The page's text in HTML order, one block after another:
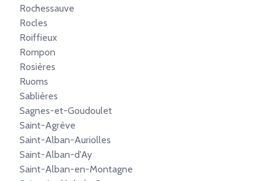
Rochessauve
Rocles
Roiffieux
Rompon
Rosières
Ruoms
Sablières
Sagnes-et-Goudoulet
Saint-Agrève
Saint-Alban-Auriolles
Saint-Alban-d'Ay
Saint-Alban-en-Montagne